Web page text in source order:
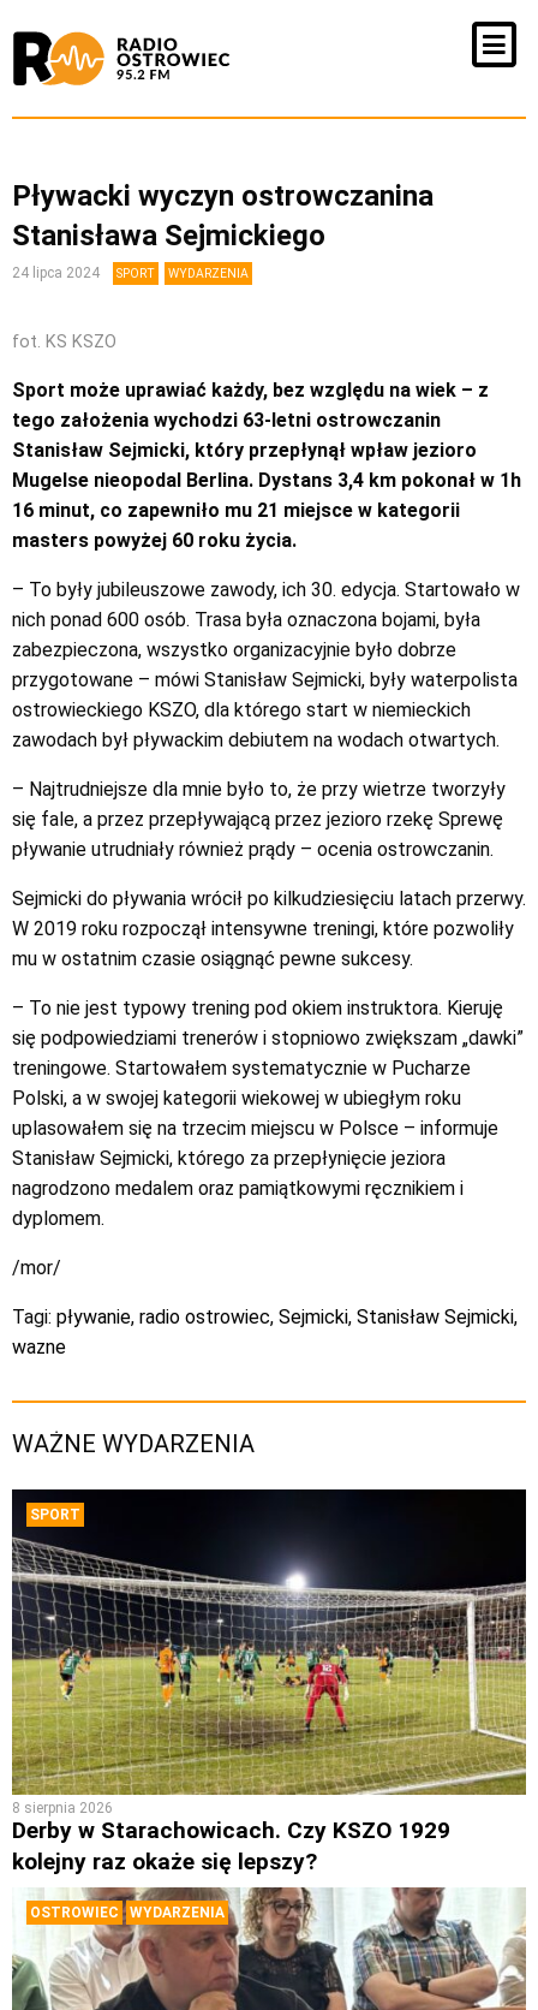
Pływacki wyczyn ostrowczanina
Stanisława Sejmickiego
24 lipca 2024 SPORT WYDARZENIA
fot. KS KSZO
Sport może uprawiać każdy, bez względu na wiek – z
tego założenia wychodzi 63-letni ostrowczanin
Stanisław Sejmicki, który przepłynął wpław jezioro
Mugelse nieopodal Berlina. Dystans 3,4 km pokonał w 1h
16 minut, co zapewniło mu 21 miejsce w kategorii
masters powyżej 60 roku życia.
– To były jubileuszowe zawody, ich 30. edycja. Startowało w
nich ponad 600 osób. Trasa była oznaczona bojami, była
zabezpieczona, wszystko organizacyjnie było dobrze
przygotowane – mówi Stanisław Sejmicki, były waterpolista
ostrowieckiego KSZO, dla którego start w niemieckich
zawodach był pływackim debiutem na wodach otwartych.
– Najtrudniejsze dla mnie było to, że przy wietrze tworzyły
się fale, a przez przepływającą przez jezioro rzekę Sprewę
pływanie utrudniały również prądy – ocenia ostrowczanin.
Sejmicki do pływania wrócił po kilkudziesięciu latach przerwy.
W 2019 roku rozpoczął intensywne treningi, które pozwoliły
mu w ostatnim czasie osiągnąć pewne sukcesy.
– To nie jest typowy trening pod okiem instruktora. Kieruję
się podpowiedziami trenerów i stopniowo zwiększam „dawki”
treningowe. Startowałem systematycznie w Pucharze
Polski, a w swojej kategorii wiekowej w ubiegłym roku
uplasowałem się na trzecim miejscu w Polsce – informuje
Stanisław Sejmicki, którego za przepłynięcie jeziora
nagrodzono medalem oraz pamiątkowymi ręcznikiem i
dyplomem.
/mor/
Tagi: pływanie, radio ostrowiec, Sejmicki, Stanisław Sejmicki,
wazne
WAŻNE WYDARZENIA
SPORT
8 sierpnia 2026
Derby w Starachowicach. Czy KSZO 1929
kolejny raz okaże się lepszy?
OSTROWIEC WYDARZENIA